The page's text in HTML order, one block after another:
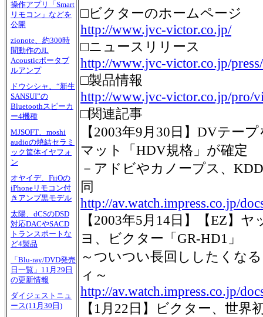
操作アプリ「Smart
リモコン」などを
公開
zionote、約300時
間動作のJL
Acousticポータブ
ルアンプ
ドウシシャ、“新生
SANSUI”の
Bluetoothスピーカ
ー4機種
MJSOFT、moshi
audioの焼結セラミ
ック筐体イヤフォ
ン
オヤイデ、FiiOの
iPhoneリモコン付
きアンプ黒モデル
太陽、dCSのDSD
対応DACやSACD
トランスポートな
ど4製品
「Blu-ray/DVD発売
日一覧」11月29日
の更新情報
ダイジェストニュ
ース(11月30日)
□ビクターのホームページ
http://www.jvc-victor.co.jp/
□ニュースリリース
http://www.jvc-victor.co.jp/
□製品情報
http://www.jvc-victor.co.jp/pro/
□関連記事
【2003年9月30日】DVテー
マット「HDV規格」が確定
－アドビやカノープス、
同
http://av.watch.impress.co.jp/
【2003年5月14日】【EZ】
ヨ、ビクター「GR-HD1」
～ついつい長回ししたくな
ィ～
http://av.watch.impress.co.jp/
【1月22日】ビクター、世